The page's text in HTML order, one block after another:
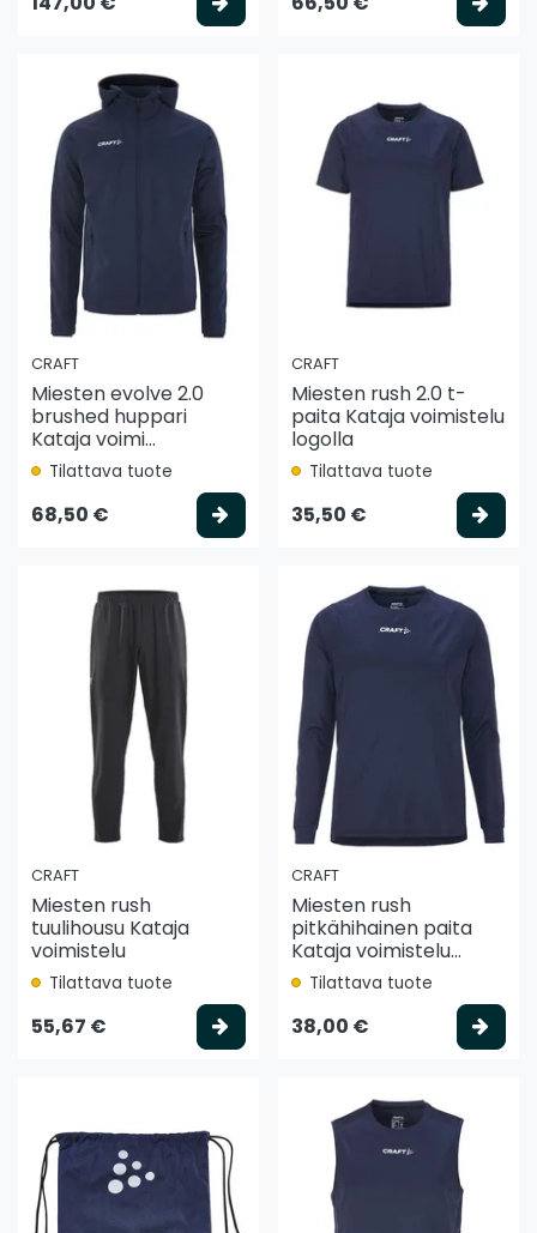
CRAFT
Miesten evolve 2.0
brushed huppari
Kataja voimi...
Tilattava tuote
68,50 € Valitse vaihtoehto
CRAFT
Miesten rush 2.0 t-
paita Kataja voimistelu
logolla
Tilattava tuote
35,50 €
CRAFT
Miesten rush
tuulihousu Kataja
voimistelu
Tilattava tuote
55,67 € Valitse vaihtoehto
CRAFT
Miesten rush
pitkähihainen paita
Kataja voimistelu...
Tilattava tuote
38,00 €